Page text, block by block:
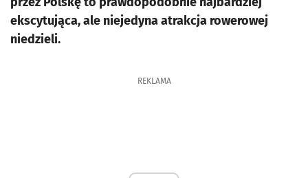
ekscytująca, ale niejedyna atrakcja rowerowej
niedzieli.
REKLAMA